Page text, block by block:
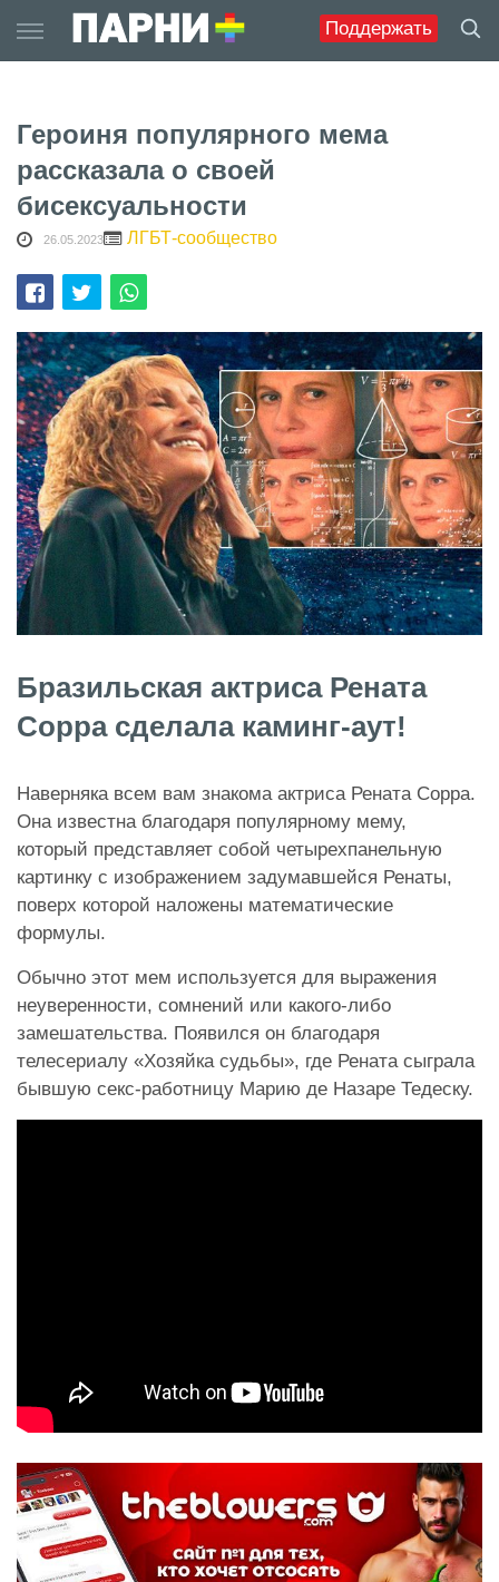
Поддержать
to
content
Героиня популярного мема
рассказала о своей
бисексуальности
26.05.2023 ЛГБТ-сообщество
Бразильская актриса Рената
Сорра сделала каминг-аут!
Наверняка всем вам знакома актриса Рената Сорра.
Она известна благодаря популярному мему,
который представляет собой четырехпанельную
картинку с изображением задумавшейся Ренаты,
поверх которой наложены математические
формулы.
Обычно этот мем используется для выражения
неуверенности, сомнений или какого-либо
замешательства. Появился он благодаря
телесериалу «Хозяйка судьбы», где Рената сыграла
бывшую секс-работницу Марию де Назаре Тедеску.